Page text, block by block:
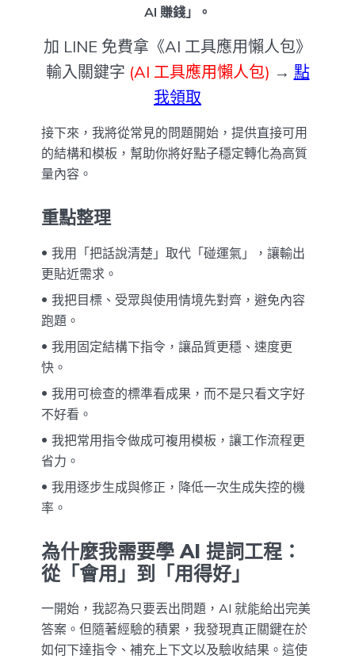
AI 賺錢」。
加 LINE 免費拿《AI 工具應用懶人包》
輸入關鍵字 (AI 工具應用懶人包) → 點
我領取
接下來，我將從常見的問題開始，提供直接可用
的結構和模板，幫助你將好點子穩定轉化為高質
量內容。
重點整理
我用「把話說清楚」取代「碰運氣」，讓輸出
更貼近需求。
我把目標、受眾與使用情境先對齊，避免內容
跑題。
我用固定結構下指令，讓品質更穩、速度更
快。
我用可檢查的標準看成果，而不是只看文字好
不好看。
我把常用指令做成可複用模板，讓工作流程更
省力。
我用逐步生成與修正，降低一次生成失控的機
率。
為什麼我需要學 AI 提詞工程：
從「會用」到「用得好」
一開始，我認為只要丟出問題，AI 就能給出完美
答案。但隨著經驗的積累，我發現真正關鍵在於
如何下達指令、補充上下文以及驗收結果。這使